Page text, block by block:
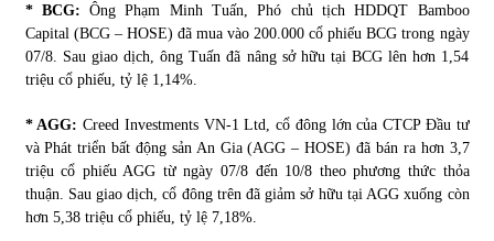
* BCG:Ông Phạm Minh Tuấn, Phó chủ tịch HDDQT Bamboo
Capital (BCG – HOSE) đã mua vào 200.000 cổ phiếu BCG trong ngày
07/8. Sau giao dịch, ông Tuấn đã nâng sở hữu tại BCG lên hơn 1,54
triệu cổ phiếu, tỷ lệ 1,14%.
* AGG: Creed Investments VN-1 Ltd, cổ đông lớn của CTCP Đầu tư
và Phát triển bất động sản An Gia (AGG – HOSE) đã bán ra hơn 3,7
triệu cổ phiếu AGG từ ngày 07/8 đến 10/8 theo phương thức thỏa
thuận. Sau giao dịch, cổ đông trên đã giảm sở hữu tại AGG xuống còn
hơn 5,38 triệu cổ phiếu, tỷ lệ 7,18%.